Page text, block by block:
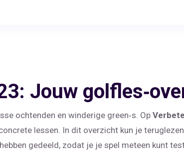
Jouw
ochtenden en winderige green‑s. Op
lessen. In dit overzicht kun je
gedeeld, zodat je je spel meteen kunt